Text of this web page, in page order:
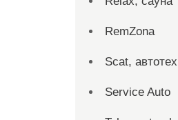
RemZona
Scat,
Service Auto